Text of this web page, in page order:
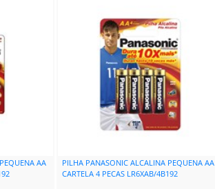
AA
PILHA PANASONIC ALCALINA PEQUENA AA
CARTELA 4 PECAS LR6XAB/4B192